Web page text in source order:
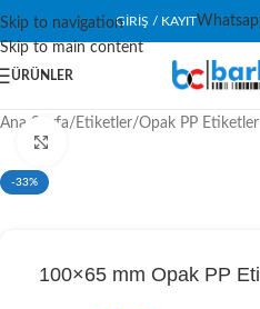
Skip to navigation
Skip to main content
GIRIŞ / KAYIT
ÜRÜNLER
Ana Sayfa/ Etiketler/Opak PP Etiketler
-33%
100×65 mm Opak PP